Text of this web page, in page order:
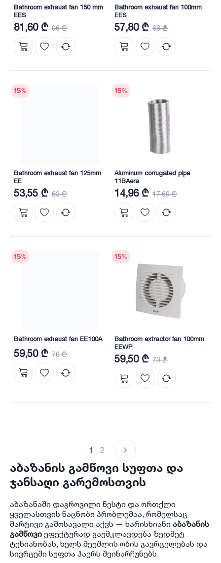
Bathroom exhaust fan 150 mm
EES
81,60 ₾ 96 ₾
Bathroom exhaust fan 100mm
EES
57,80 ₾ 68 ₾
15%
Bathroom exhaust fan 125mm
EE
53,55 ₾ 63 ₾
15%
Aluminum corrugated pipe
11BAera
14,96 ₾ 17,60 ₾
15%
Bathroom exhaust fan EE100A
59,50 ₾ 70 ₾
15%
Bathroom extractor fan 100mm
EEWP
59,50 ₾ 70 ₾
1 2
აბაზანის გამწოვი სუფთა და
ჯანსაღი გარემოსთვის
აბაზანაში დაგროვილი ნესტი და ორთქლი
ყველასთვის ნაცნობი პრობლემაა, რომელსაც
მარტივი გამოსავალი აქვს — ხარისხიანი აბაზანის
გამწოვი ეფექტურად გაუმკლავდება ზედმეტ
ტენიანობას, ხელს შეუშლის ობის გავრცელებას და
სივრცეში სუფთა ჰაერს შეინარჩუნებს.